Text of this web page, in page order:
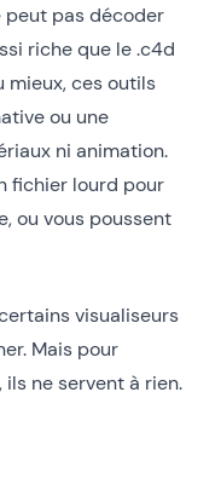
peut pas décoder
riche que le .c4d
mieux, ces outils
ou une
ni animation.
fichier lourd pour
ou vous poussent
visualiseurs
Mais pour
ne servent à rien.